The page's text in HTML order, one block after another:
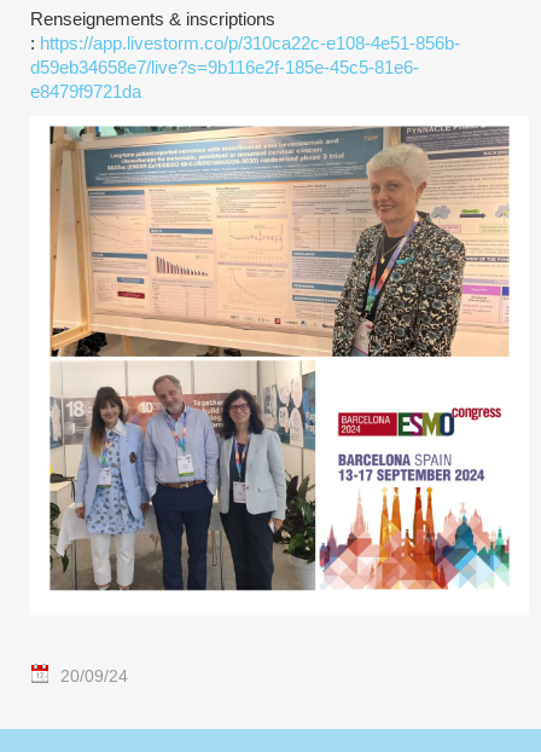
Renseignements & inscriptions
: https://app.livestorm.co/p/310ca22c-e108-4e51-856b-
d59eb34658e7/live?s=9b116e2f-185e-45c5-81e6-
e8479f9721da
20/09/24